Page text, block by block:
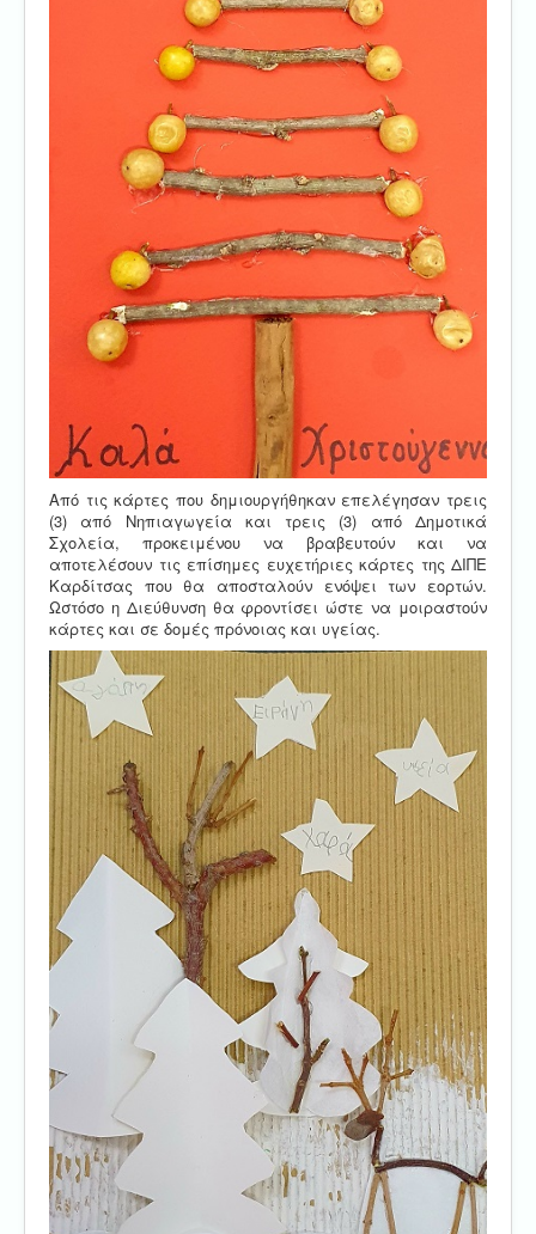
Από τις κάρτες που δημιουργήθηκαν επελέγησαν τρεις
(3) από Νηπιαγωγεία και τρεις (3) από Δημοτικά
Σχολεία, προκειμένου να βραβευτούν και να
αποτελέσουν τις επίσημες ευχετήριες κάρτες της ΔΙΠΕ
Καρδίτσας που θα αποσταλούν ενόψει των εορτών.
Ωστόσο η Διεύθυνση θα φροντίσει ώστε να μοιραστούν
κάρτες και σε δομές πρόνοιας και υγείας.